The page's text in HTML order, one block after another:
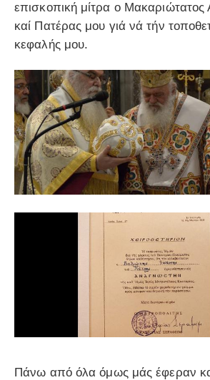
επισκοπική μίτρα ο Μακαριώτατος
καί Πατέρας μου γιά νά τήν
κεφαλής μου.
Πάνω από όλα όμως μάς έφεραν